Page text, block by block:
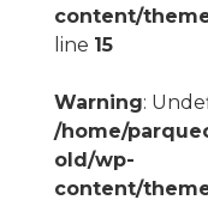
content/
line 15
Warning:
/home/
old/wp-
content/